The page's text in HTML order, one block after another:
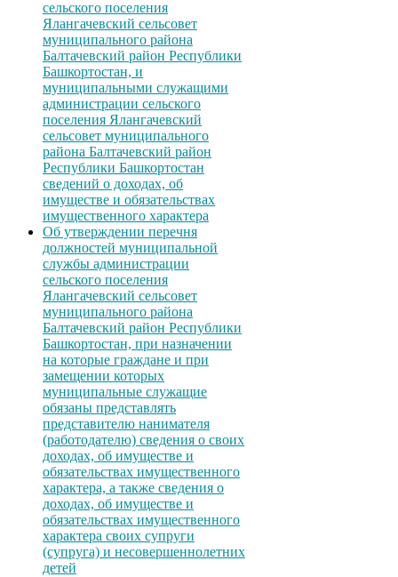
сельского поселения
Ялангачевский сельсовет
муниципального района
Балтачевский район Республики
Башкортостан, и
муниципальными служащими
администрации сельского
поселения Ялангачевский
сельсовет муниципального
района Балтачевский район
Республики Башкортостан
сведений о доходах, об
имуществе и обязательствах
имущественного характера
Об утверждении перечня
должностей муниципальной
службы администрации
сельского поселения
Ялангачевский сельсовет
муниципального района
Балтачевский район Республики
Башкортостан, при назначении
на которые граждане и при
замещении которых
муниципальные служащие
обязаны представлять
представителю нанимателя
(работодателю) сведения о своих
доходах, об имуществе и
обязательствах имущественного
характера, а также сведения о
доходах, об имуществе и
обязательствах имущественного
характера своих супруги
(супруга) и несовершеннолетних
детей